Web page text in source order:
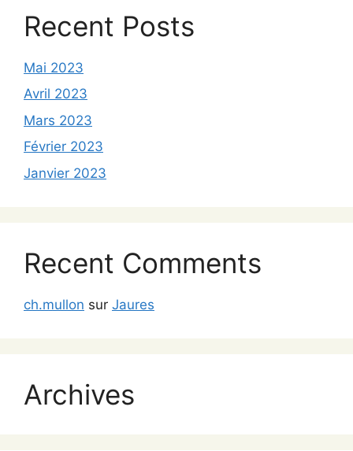
Recent Posts
Mai 2023
Avril 2023
Mars 2023
Février 2023
Janvier 2023
Recent Comments
ch.mullon sur Jaures
Archives